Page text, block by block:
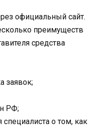
официальный сайт.
преимуществ
средства
заявок;
РФ;
специалиста о том, как